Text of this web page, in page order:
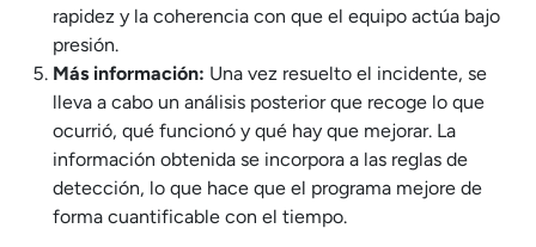
rapidez y la coherencia con que el equipo actúa bajo
presión.
Más información: Una vez resuelto el incidente, se
lleva a cabo un análisis posterior que recoge lo que
ocurrió, qué funcionó y qué hay que mejorar. La
información obtenida se incorpora a las reglas de
detección, lo que hace que el programa mejore de
forma cuantificable con el tiempo.